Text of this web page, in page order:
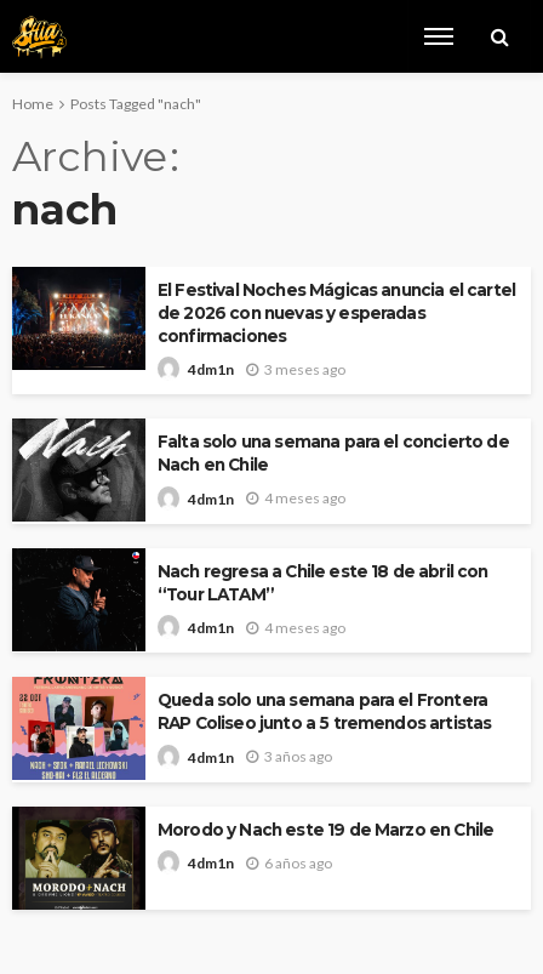
Home Posts Tagged "nach"
Archive
nach
El Festival Noches Mágicas anuncia el cartel
de 2026 con nuevas y esperadas
confirmaciones
4dm1n 3 meses ago
Falta solo una semana para el concierto de
Nach en Chile
4dm1n 4 meses ago
Nach regresa a Chile este 18 de abril con
“Tour LATAM”
4dm1n 4 meses ago
Queda solo una semana para el Frontera
RAP Coliseo junto a 5 tremendos artistas
4dm1n 3 años ago
Morodo y Nach este 19 de Marzo en Chile
4dm1n 6 años ago